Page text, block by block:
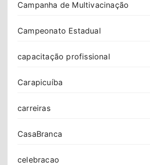
Campanha de Multivacinação
Campeonato Estadual
capacitação profissional
Carapicuíba
carreiras
CasaBranca
celebracao